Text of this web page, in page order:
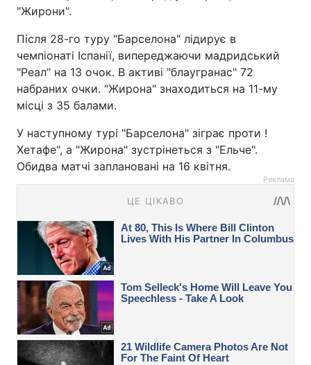
"Жирони".
Після 28-го туру "Барселона" лідирує в
чемпіонаті Іспанії, випереджаючи мадридський
"Реал" на 13 очок. В активі "блаугранас" 72
набраних очки. "Жирона" знаходиться на 11-му
місці з 35 балами.
У наступному турі "Барселона" зіграє проти !
Хетафе", а "Жирона" зустрінеться з "Ельче".
Обидва матчі заплановані на 16 квітня.
Реклама